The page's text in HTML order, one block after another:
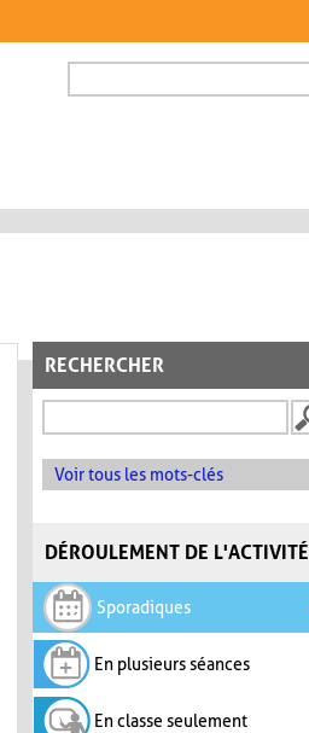
FORMULAIRE DE
RECHERCHER
Voir tous les mots-clés
DÉROULEMENT DE L'ACTIVITÉ
Sporadiques
En plusieurs séances
En classe seulement